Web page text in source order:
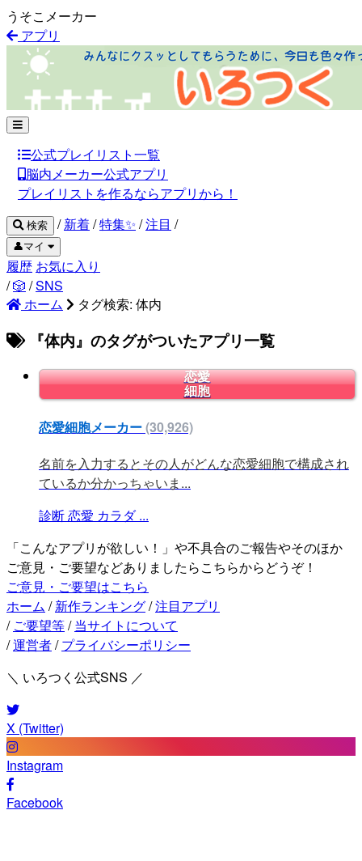
うそこメーカー
アプリ
公式プレイリスト一覧
脳内メーカー公式アプリ
プレイリストを作るならアプリから！
検索 / 新着/特集✨ /注目 /
👤マイ
履歴 お気に入り
/🎲 /SNS
ホーム
タグ検索: 体内
『体内』のタグがついたアプリ一覧
恋愛
細胞
恋愛細胞メーカー(30,926)
名前を入力するとその人がどんな恋愛細胞で構成され
ているか分かっちゃいま...
診断恋愛 カラダ ...
「こんなアプリが欲しい！」や不具合のご報告やそのほか
ご意見・ご要望などありましたらこちらからどうぞ！
ご意見・ご要望はこちら
ホーム / 新作ランキング/注目アプリ
/ ご要望等/ 当サイトについて
/運営者/ プライバシーポリシー
＼ いろつく公式SNS ／
X (Twitter)
Instagram
Facebook